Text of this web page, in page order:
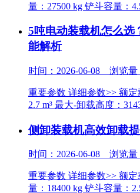
量：27500 kg 铲斗容量：
5吨电动装载机怎么
能解析
时间：2026-06-08 浏览量
重要参数 详细参数>> 额定
2.7 m³ 最大-卸载高度：
侧卸装载机高效卸载
时间：2026-06-08 浏览量
重要参数 详细参数>> 额
量：18400 kg 铲斗容量：